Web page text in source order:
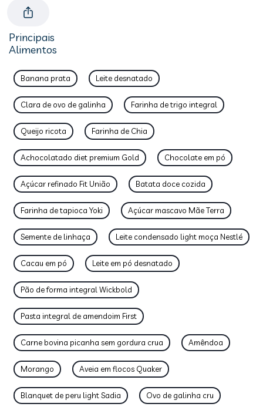
Principais
Alimentos
Banana prata Leite desnatado
Clara de ovo de galinha Farinha de trigo integral
Queijo ricota Farinha de Chia
Achocolatado diet premium Gold Chocolate em pó
Açúcar refinado Fit União Batata doce cozida
Farinha de tapioca Yoki Açúcar mascavo Mãe Terra
Semente de linhaça Leite condensado light moça Nestlé
Cacau em pó Leite em pó desnatado
Pão de forma integral Wickbold
Pasta integral de amendoim First
Carne bovina picanha sem gordura crua Amêndoa
Morango Aveia em flocos Quaker
Blanquet de peru light Sadia Ovo de galinha cru